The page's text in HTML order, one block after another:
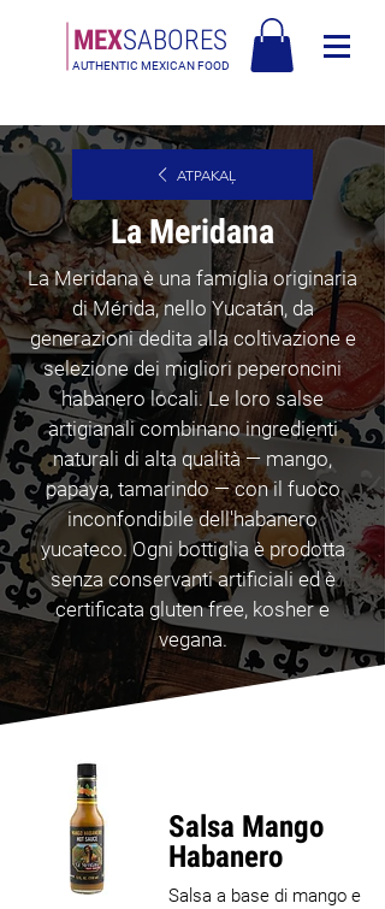
MEXSABORES
AUTHENTIC MEXICAN FOOD
ATPAKAĻ
La Meridana
La Meridana è una famiglia originaria
di Mérida, nello Yucatán, da
generazioni dedita alla coltivazione e
selezione dei migliori peperoncini
habanero locali. Le loro salse
artigianali combinano ingredienti
naturali di alta qualità — mango,
papaya, tamarindo — con il fuoco
inconfondibile dell'habanero
yucateco. Ogni bottiglia è prodotta
senza conservanti artificiali ed è
certificata gluten free, kosher e
vegana.
Salsa Mango
Habanero
Salsa a base di mango e